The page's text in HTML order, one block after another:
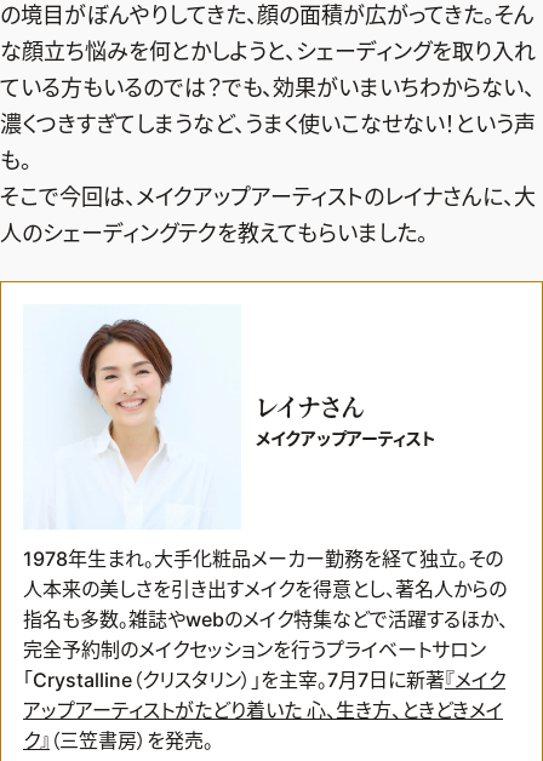
定期購読
デジタル版
購入
SHOPPING
の境目がぼんやりしてきた、顔の面積が広がってきた。そん
な顔立ち悩みを何とかしようと、シェーディングを取り入れ
ている方もいるのでは？でも、効果がいまいちわからない、
濃くつきすぎてしまうなど、うまく使いこなせない！という声
も。
そこで今回は、メイクアップアーティストのレイナさんに、大
人のシェーディングテクを教えてもらいました。
レイナさん
メイクアップアーティスト
1978年生まれ。大手化粧品メーカー勤務を経て独立。その
人本来の美しさを引き出すメイクを得意とし、著名人からの
指名も多数。雑誌やwebのメイク特集などで活躍するほか、
完全予約制のメイクセッションを行うプライベートサロン
「Crystalline（クリスタリン）」を主宰。7月7日に新著『メイク
アップアーティストがたどり着いた 心、生き方、ときどきメイ
ク』 （三笠書房）を発売。